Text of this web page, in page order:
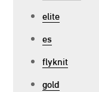
elite
es
flyknit
gold